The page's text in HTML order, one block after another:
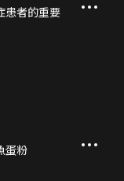
患者的重要
蛋粉